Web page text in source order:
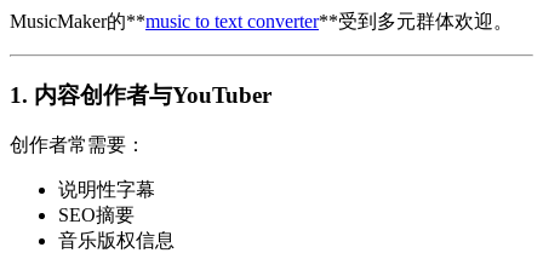
MusicMaker的**music to text converter**受到多元群体欢迎。
1. 内容创作者与YouTuber
创作者常需要：
说明性字幕
SEO摘要
音乐版权信息